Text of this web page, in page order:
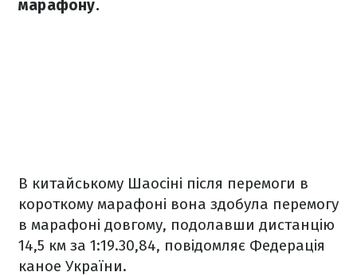
марафону.
В китайському Шаосіні після перемоги в
короткому марафоні вона здобула перемогу
в марафоні довгому, подолавши дистанцію
14,5 км за 1:19.30,84, повідомляє Федерація
каное України.